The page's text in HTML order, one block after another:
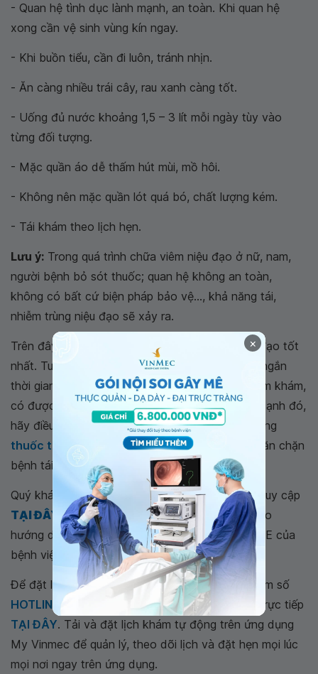
- Quan hệ tình dục lành mạnh, an toàn. Khi quan hệ
xong cần vệ sinh vùng kín ngay.
- Khi buồn tiểu, cần đi luôn, tránh nhịn.
- Ăn càng nhiều trái cây, rau xanh càng tốt.
- Uống đủ nước khoảng 1,5 – 3 lít mỗi ngày tùy vào
từng đối tượng.
- Mặc quần áo dễ thấm hút mùi, mồ hôi.
- Không nên mặc quần lót quá bó, chất lượng kém.
- Tái khám theo lịch hẹn.
Lưu ý: Trong quá trình chữa viêm niệu đạo ở nữ, nam,
người bệnh bỏ sót thuốc; quan hệ không an toàn,
không có bất cứ biện pháp bảo vệ..., khả năng tái,
nhiễm trùng niệu đạo sẽ xảy ra.
Trên đây là các phương pháp điều trị viêm niệu đạo tốt
nhất. Tuy nhiên để chữa dứt điểm cũng như rút ngắn
thời gian điều trị, bạn nên đến cơ sở y tế để thăm khám,
có được cách chữa phù hợp với bản thân. Bên cạnh đó,
hãy điều chỉnh lại chế độ ăn uống , sinh hoạt, uống
thuốc trị viêm niệu đạođúng đơn để có thể ngăn chặn
bệnh tái phát, phòng ngừa bệnh hiệu quả.
Quý khách muốn đặt lịch khám tại Vinmec hãy truy cập
TẠI ĐÂY
/ qua ứng dụng MyVinmec
và làm theo
hướng dẫn hoặc có thể gọi trực tiếp tới HOTLINE của
bệnh viện.
Để đặt lịch khám tại viện, Quý khách vui lòng bấm số
HOTLINE , đặt mua GÓI DỊCH VỤ hoặc đặt lịch trực tiếp
TẠI ĐÂY. Tải và đặt lịch khám tự động trên ứng dụng
My Vinmec để quản lý, theo dõi lịch và đặt hẹn mọi lúc
mọi nơi ngay trên ứng dụng.
×